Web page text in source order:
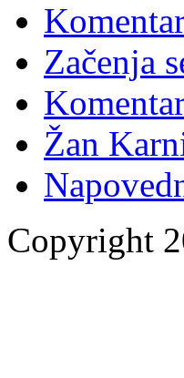
Začenja
Žan
Copyright